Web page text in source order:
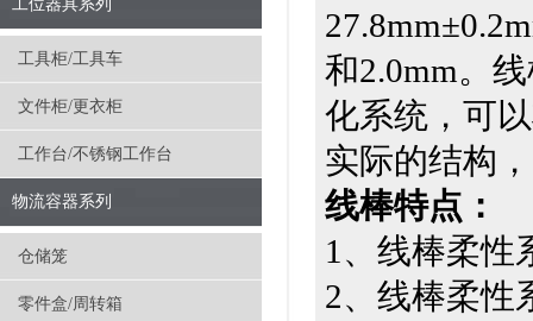
工位器具系列
工具柜/工具车
文件柜/更衣柜
工作台/不锈钢工作台
物流容器系列
仓储笼
零件盒/周转箱
和2.0mm。
化系统，可
实际的结构
线棒特点：
1、线棒柔性
2、线棒柔性